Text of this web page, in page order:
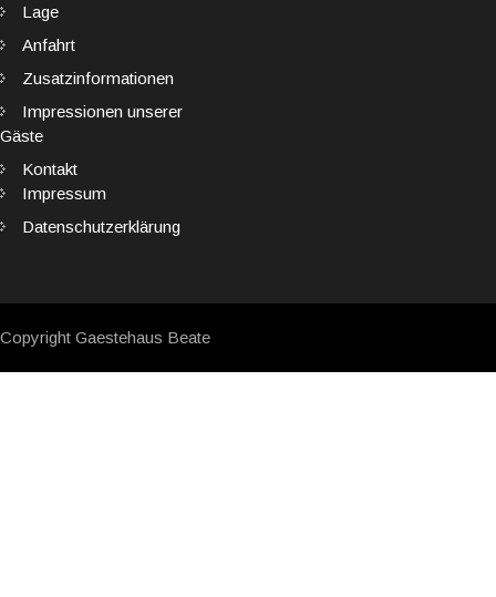
Lage
Anfahrt
Zusatzinformationen
Impressionen unserer
Gäste
Kontakt
Impressum
Datenschutzerklärung
Copyright Gaestehaus Beate